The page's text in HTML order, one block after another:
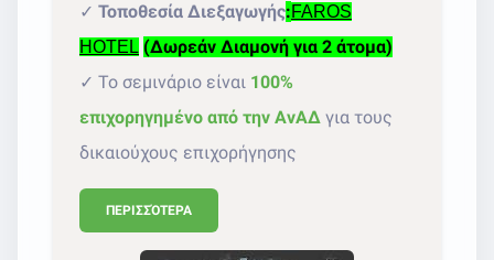
✓ Τοποθεσία Διεξαγωγής:FAROS
HOTEL (Δωρεάν Διαμονή για 2 άτομα)
✓ Το σεμινάριο είναι 100%
επιχορηγημένο από την ΑνΑΔ για τους
δικαιούχους επιχορήγησης
ΠΕΡΙΣΣΌΤΕΡΑ